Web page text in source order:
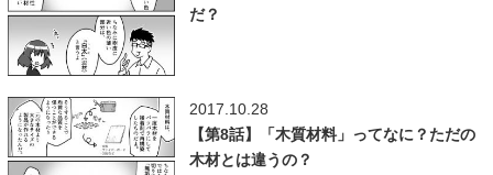
だ？
2017.10.28
【第8話】「木質材料」ってなに？ただの
木材とは違うの？